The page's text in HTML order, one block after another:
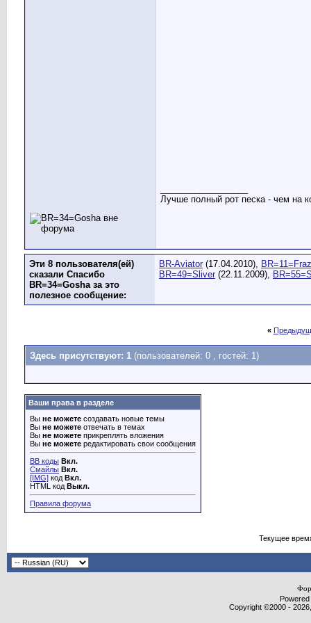
Лучше полный рот песка - чем на
Эти 8 пользователя(ей)
сказали Спасибо
BR=34=Gosha за это
полезное сообщение:
BR-Aviator (17.04.2010),
BR=49=Sliver (22.11.2009),
«
Здесь присутствуют: 1 (пользователей: 0 , гостей: 1)
Ваши права в разделе
Вы не можете создавать новые темы
Вы не можете отвечать в темах
Вы не можете прикреплять вложения
Вы не можете редактировать свои сообщения
BB коды Вкл.
Смайлы Вкл.
[IMG] код Вкл.
HTML код Выкл.
Правила форума
Текущее
Copyright ©2000 -